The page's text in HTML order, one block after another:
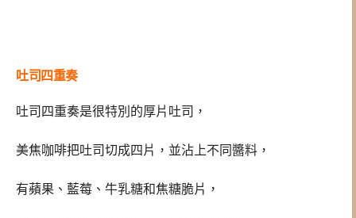
吐司四重奏
吐司四重奏是很特別的厚片吐司，
美焦咖啡把吐司切成四片，並沾上不同醬料，
有蘋果、藍莓、牛乳糖和焦糖脆片，